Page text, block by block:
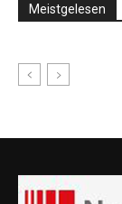
Meistgelesen